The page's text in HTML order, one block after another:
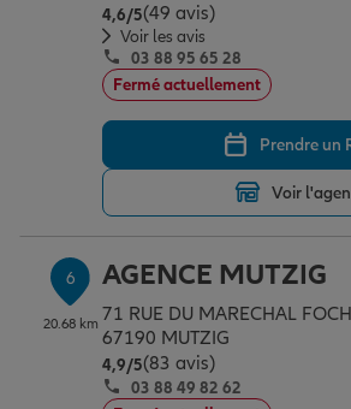
4,6/5Note de 4.6 sur 5
(49 avis)
Voir les avis
03 88 95 65 28
Fermé actuellement
Prendre un
Voir
6
20.68 km
AGENCE MUTZIG
71 RUE DU MARECHAL FOCH
67190 MUTZIG
4,9/5Note de 4.9 sur 5
(83 avis)
03 88 49 82 62